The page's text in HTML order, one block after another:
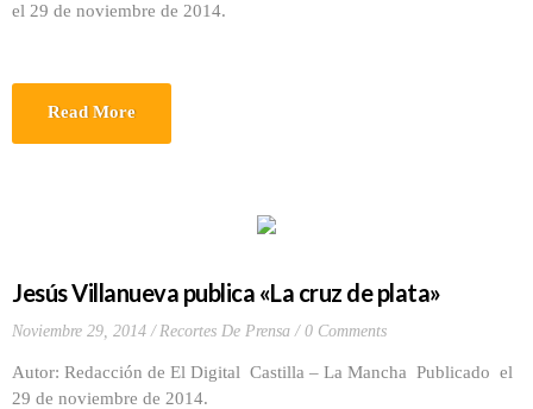
el 29 de noviembre de 2014.
Read More
Jesús Villanueva publica «La cruz de plata»
Noviembre 29, 2014 Recortes De Prensa 0 Comments
Autor: Redacción de El Digital Castilla – La Mancha Publicado el
29 de noviembre de 2014.